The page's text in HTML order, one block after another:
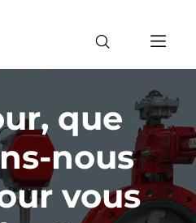
que
nous
vous